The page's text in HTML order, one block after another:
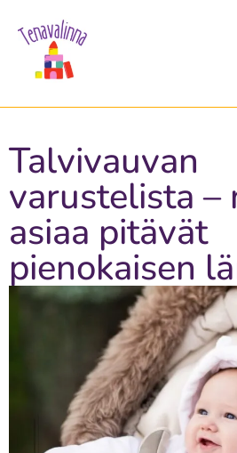
Talvivauvan
varustelista –
asiaa pitävät
pienokaisen